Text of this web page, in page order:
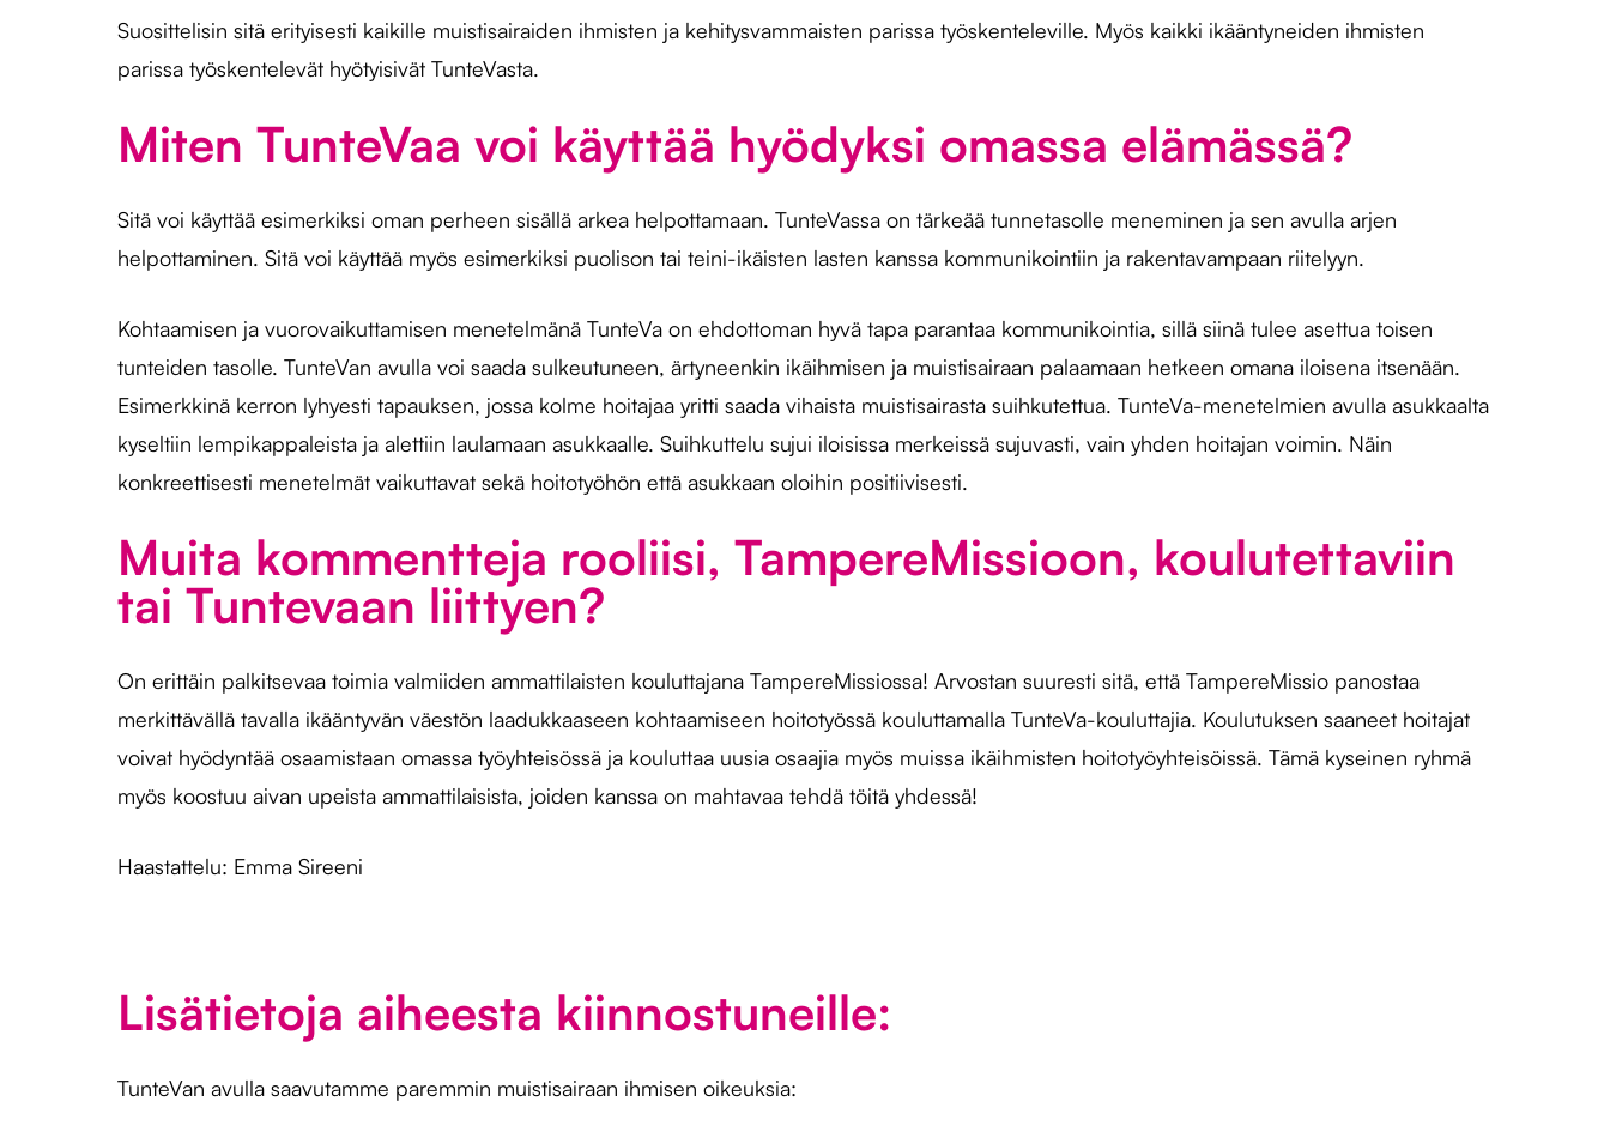
Suosittelisin sitä erityisesti kaikille muistisairaiden ihmisten ja kehitysvammaisten parissa työskenteleville. Myös kaikki ikääntyneiden ihmisten
parissa työskentelevät hyötyisivät TunteVasta.
Miten TunteVaa voi käyttää hyödyksi omassa elämässä?
Sitä voi käyttää esimerkiksi oman perheen sisällä arkea helpottamaan. TunteVassa on tärkeää tunnetasolle meneminen ja sen avulla arjen
helpottaminen. Sitä voi käyttää myös esimerkiksi puolison tai teini-ikäisten lasten kanssa kommunikointiin ja rakentavampaan riitelyyn.
Kohtaamisen ja vuorovaikuttamisen menetelmänä TunteVa on ehdottoman hyvä tapa parantaa kommunikointia, sillä siinä tulee asettua toisen
tunteiden tasolle. TunteVan avulla voi saada sulkeutuneen, ärtyneenkin ikäihmisen ja muistisairaan palaamaan hetkeen omana iloisena itsenään.
Esimerkkinä kerron lyhyesti tapauksen, jossa kolme hoitajaa yritti saada vihaista muistisairasta suihkutettua. TunteVa-menetelmien avulla asukkaalta
kyseltiin lempikappaleista ja alettiin laulamaan asukkaalle. Suihkuttelu sujui iloisissa merkeissä sujuvasti, vain yhden hoitajan voimin. Näin
konkreettisesti menetelmät vaikuttavat sekä hoitotyöhön että asukkaan oloihin positiivisesti.
Muita kommentteja rooliisi, TampereMissioon, koulutettaviin
tai Tuntevaan liittyen?
On erittäin palkitsevaa toimia valmiiden ammattilaisten kouluttajana TampereMissiossa! Arvostan suuresti sitä, että TampereMissio panostaa
merkittävällä tavalla ikääntyvän väestön laadukkaaseen kohtaamiseen hoitotyössä kouluttamalla TunteVa-kouluttajia. Koulutuksen saaneet hoitajat
voivat hyödyntää osaamistaan omassa työyhteisössä ja kouluttaa uusia osaajia myös muissa ikäihmisten hoitotyöyhteisöissä. Tämä kyseinen ryhmä
myös koostuu aivan upeista ammattilaisista, joiden kanssa on mahtavaa tehdä töitä yhdessä!
Haastattelu: Emma Sireeni
Lisätietoja aiheesta kiinnostuneille:
TunteVan avulla saavutamme paremmin muistisairaan ihmisen oikeuksia: